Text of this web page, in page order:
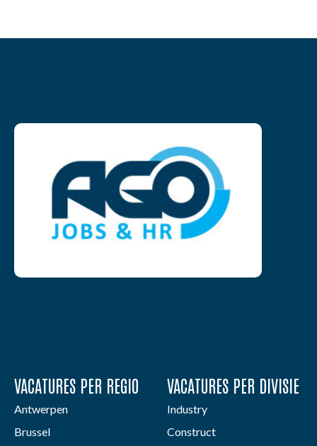
VACATURES PER REGIO
Antwerpen
Brussel
VACATURES PER DIVISIE
Industry
Construct